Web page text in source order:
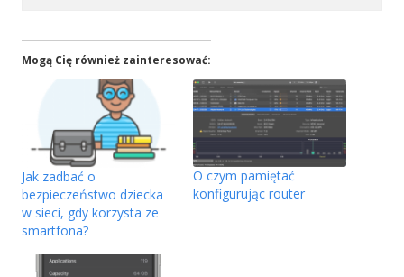
Mogą Cię również zainteresować:
Jak zadbać o
bezpieczeństwo dziecka
w sieci, gdy korzysta ze
smartfona?
O czym pamiętać
konfigurując router